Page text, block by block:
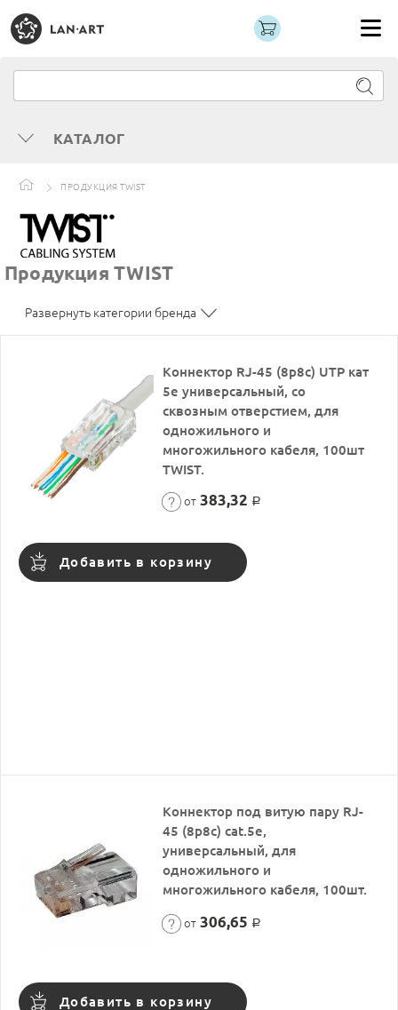
КАТАЛОГ
ПРОДУКЦИЯ TWIST
Продукция TWIST
Развернуть категории бренда
Коннектор RJ-45 (8p8c) UTP кат
5е универсальный, со
сквозным отверстием, для
одножильного и
многожильного кабеля, 100шт
TWIST.
от 383,32 Р
Добавить в корзину
Коннектор под витую пару RJ-
45 (8p8c) cat.5е,
универсальный, для
одножильного и
многожильного кабеля, 100шт.
от 306,65 Р
Добавить в корзину